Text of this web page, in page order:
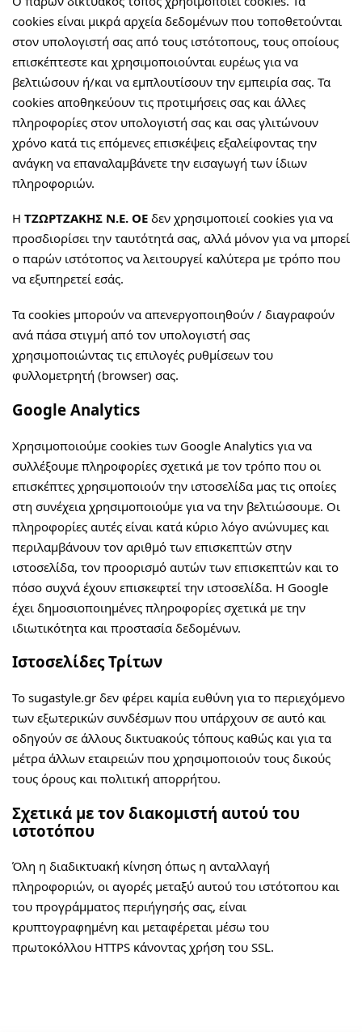
cookies είναι μικρά αρχεία δεδομένων που τοποθετούνται
στον υπολογιστή σας από τους ιστότοπους, τους οποίους
επισκέπτεστε και χρησιμοποιούνται ευρέως για να
βελτιώσουν ή/και να εμπλουτίσουν την εμπειρία σας. Τα
cookies αποθηκεύουν τις προτιμήσεις σας και άλλες
πληροφορίες στον υπολογιστή σας και σας γλιτώνουν
χρόνο κατά τις επόμενες επισκέψεις εξαλείφοντας την
ανάγκη να επαναλαμβάνετε την εισαγωγή των ίδιων
πληροφοριών.
Η ΤΖΩΡΤΖΑΚΗΣ Ν.Ε. ΟΕ δεν χρησιμοποιεί cookies για να
προσδιορίσει την ταυτότητά σας, αλλά μόνον για να μπορεί
ο παρών ιστότοπος να λειτουργεί καλύτερα με τρόπο που
να εξυπηρετεί εσάς.
Τα cookies μπορούν να απενεργοποιηθούν / διαγραφούν
ανά πάσα στιγμή από τον υπολογιστή σας
χρησιμοποιώντας τις επιλογές ρυθμίσεων του
φυλλομετρητή (browser) σας.
Google Analytics
Χρησιμοποιούμε cookies των Google Analytics για να
συλλέξουμε πληροφορίες σχετικά με τον τρόπο που οι
επισκέπτες χρησιμοποιούν την ιστοσελίδα μας τις οποίες
στη συνέχεια χρησιμοποιούμε για να την βελτιώσουμε. Οι
πληροφορίες αυτές είναι κατά κύριο λόγο ανώνυμες και
περιλαμβάνουν τον αριθμό των επισκεπτών στην
ιστοσελίδα, τον προορισμό αυτών των επισκεπτών και το
πόσο συχνά έχουν επισκεφτεί την ιστοσελίδα. Η Google
έχει δημοσιοποιημένες πληροφορίες σχετικά με την
ιδιωτικότητα και προστασία δεδομένων.
Ιστοσελίδες Τρίτων
Το sugastyle.gr δεν φέρει καμία ευθύνη για το περιεχόμενο
των εξωτερικών συνδέσμων που υπάρχουν σε αυτό και
οδηγούν σε άλλους δικτυακούς τόπους καθώς και για τα
μέτρα άλλων εταιρειών που χρησιμοποιούν τους δικούς
τους όρους και πολιτική απορρήτου.
Σχετικά με τον διακομιστή αυτού του
ιστοτόπου
Όλη η διαδικτυακή κίνηση όπως η ανταλλαγή
πληροφοριών, οι αγορές μεταξύ αυτού του ιστότοπου και
του προγράμματος περιήγησής σας, είναι
κρυπτογραφημένη και μεταφέρεται μέσω του
πρωτοκόλλου HTTPS κάνοντας χρήση του SSL.